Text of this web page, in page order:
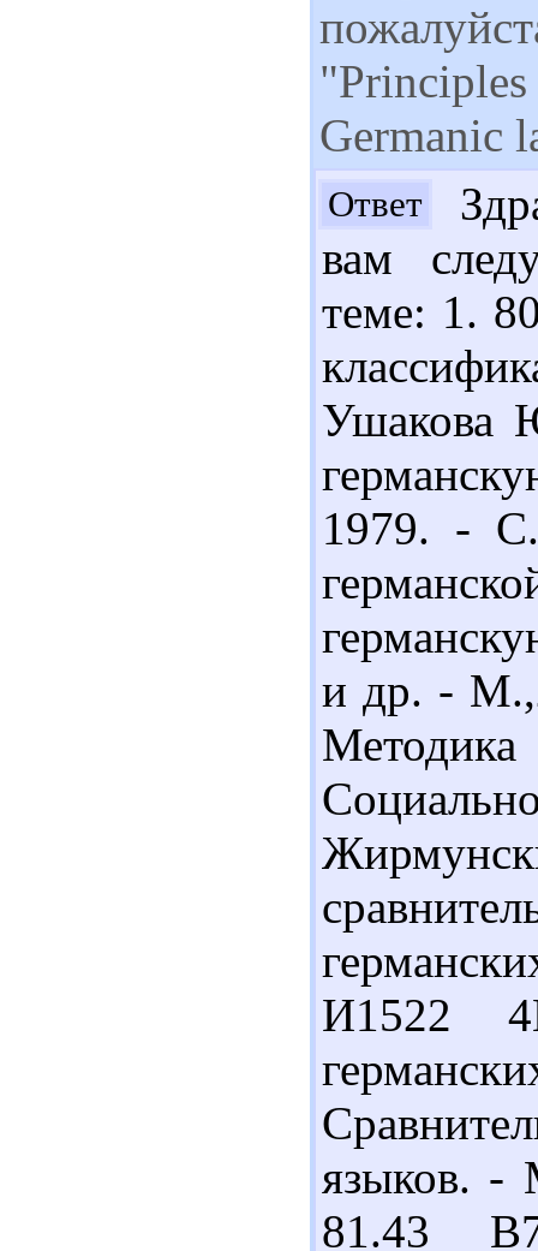
Germanic
Ответ
вам
теме: 1.
Ушакова
1979. -
и др. -
И1522
языков.
81.43